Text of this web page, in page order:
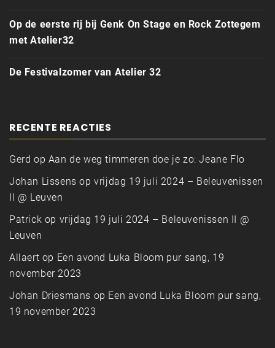
Op de eerste rij bij Genk On Stage en Rock Zottegem
met Atelier32
De Festivalzomer van Atelier 32
RECENTE REACTIES
Gerd op Aan de weg timmeren doe je zo: Jeane Flo
Johan Lissens opvrijdag 19 juli 2024 – Beleuvenissen
II @ Leuven
Patrick op vrijdag 19 juli 2024 – Beleuvenissen II @
Leuven
Allaert op Een avond Luka Bloom pur sang, 19
november 2023
Johan Driesmans op Een avond Luka Bloom pur sang,
19 november 2023